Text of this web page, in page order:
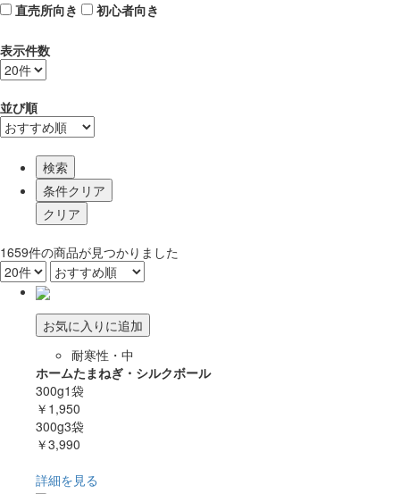
直売所向き
初心者向き
表示件数
並び順
検索
1659件の商品が見つかりました
お気に入りに追加
耐寒性・中
ホームたまねぎ・シルクボール
300g1袋
￥1,950
300g3袋
￥3,990
詳細を見る